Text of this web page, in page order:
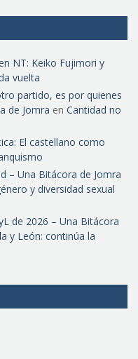
NT: Keiko Fujimori y
vuelta
partido, es por quienes
de Jomra en Cantidad no
El castellano como
– Una Bitácora de Jomra
y diversidad sexual
de 2026 – Una Bitácora
y León: continúa la